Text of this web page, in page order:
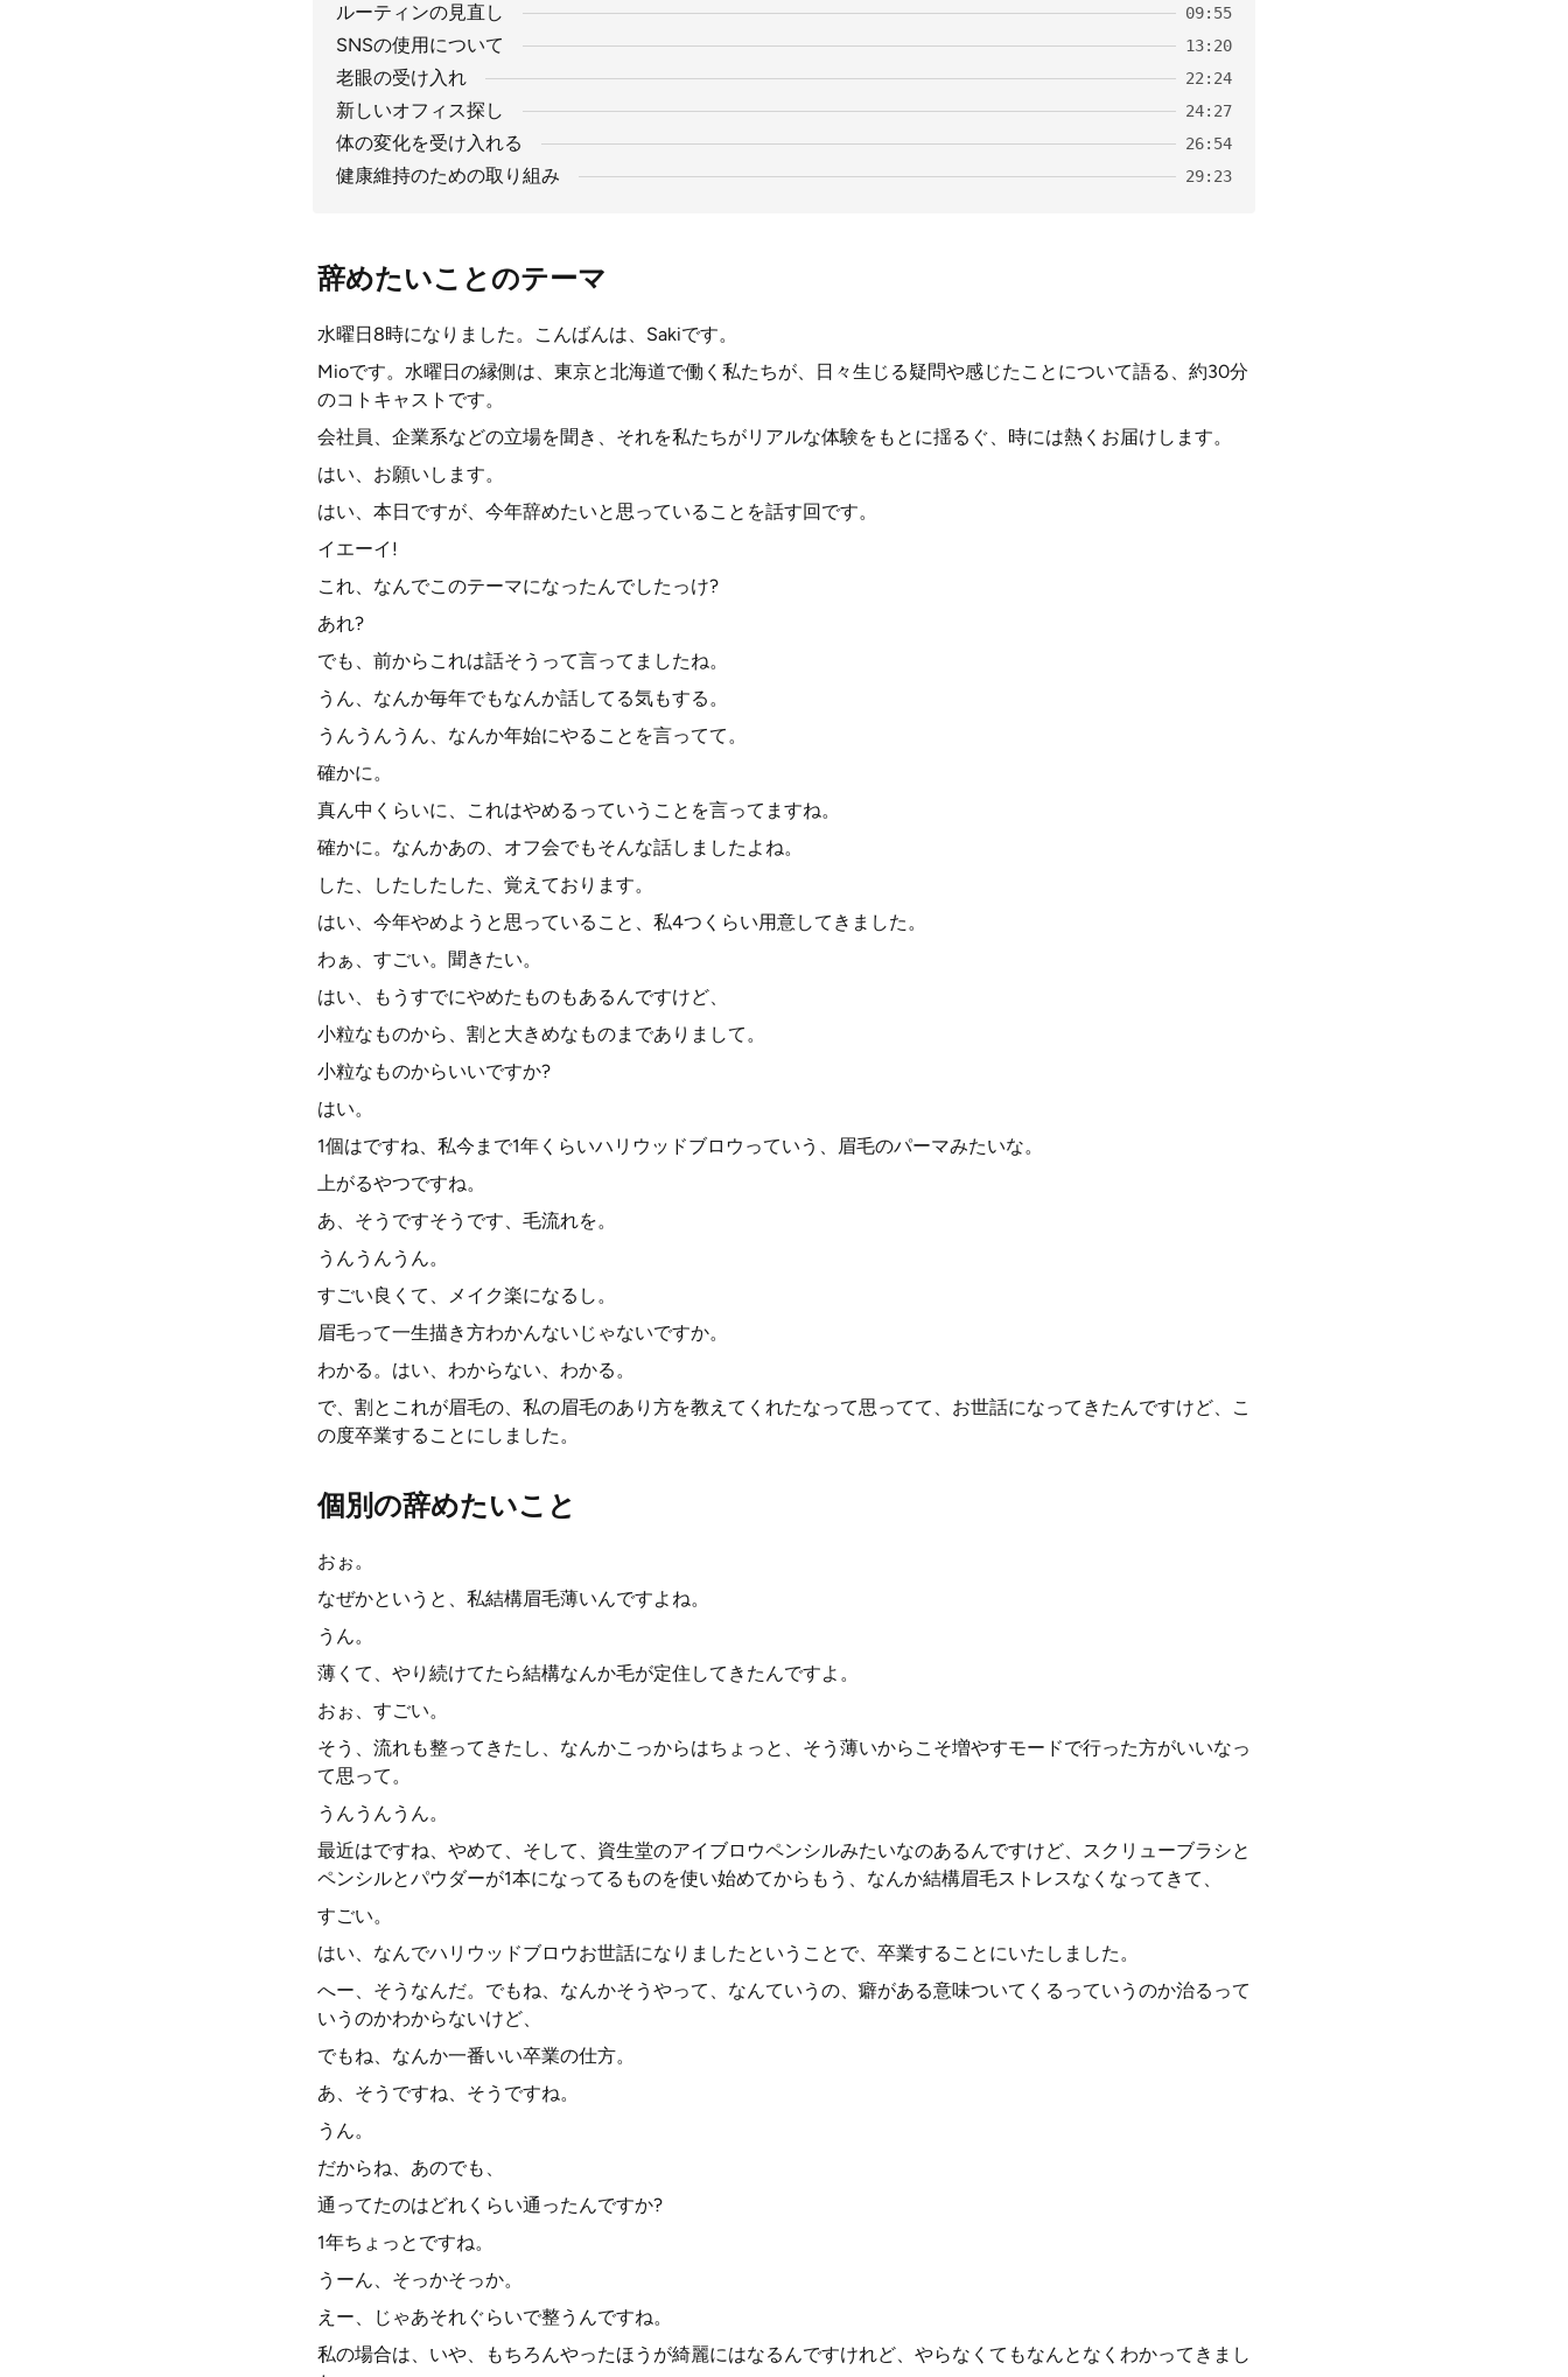
ルーティンの見直し 09:55
SNSの使用について 13:20
老眼の受け入れ 22:24
新しいオフィス探し 24:27
体の変化を受け入れる 26:54
健康維持のための取り組み 29:23
辞めたいことのテーマ
水曜日8時になりました。こんばんは、Sakiです。
Mioです。水曜日の縁側は、東京と北海道で働く私たちが、日々生じる疑問や感じたことについて語る、約30分
のコトキャストです。
会社員、企業系などの立場を聞き、それを私たちがリアルな体験をもとに揺るぐ、時には熱くお届けします。
はい、お願いします。
はい、本日ですが、今年辞めたいと思っていることを話す回です。
イエーイ!
これ、なんでこのテーマになったんでしたっけ?
あれ?
でも、前からこれは話そうって言ってましたね。
うん、なんか毎年でもなんか話してる気もする。
うんうんうん、なんか年始にやることを言ってて。
確かに。
真ん中くらいに、これはやめるっていうことを言ってますね。
確かに。なんかあの、オフ会でもそんな話しましたよね。
した、したしたした、覚えております。
はい、今年やめようと思っていること、私4つくらい用意してきました。
わぁ、すごい。聞きたい。
はい、もうすでにやめたものもあるんですけど、
小粒なものから、割と大きめなものまでありまして。
小粒なものからいいですか?
はい。
1個はですね、私今まで1年くらいハリウッドブロウっていう、眉毛のパーマみたいな。
上がるやつですね。
あ、そうですそうです、毛流れを。
うんうんうん。
すごい良くて、メイク楽になるし。
眉毛って一生描き方わかんないじゃないですか。
わかる。はい、わからない、わかる。
で、割とこれが眉毛の、私の眉毛のあり方を教えてくれたなって思ってて、お世話になってきたんですけど、こ
の度卒業することにしました。
個別の辞めたいこと
おぉ。
なぜかというと、私結構眉毛薄いんですよね。
うん。
薄くて、やり続けてたら結構なんか毛が定住してきたんですよ。
おぉ、すごい。
そう、流れも整ってきたし、なんかこっからはちょっと、そう薄いからこそ増やすモードで行った方がいいなっ
て思って。
うんうんうん。
最近はですね、やめて、そして、資生堂のアイブロウペンシルみたいなのあるんですけど、スクリューブラシと
ペンシルとパウダーが1本になってるものを使い始めてからもう、なんか結構眉毛ストレスなくなってきて、
すごい。
はい、なんでハリウッドブロウお世話になりましたということで、卒業することにいたしました。
へー、そうなんだ。でもね、なんかそうやって、なんていうの、癖がある意味ついてくるっていうのか治るって
いうのかわからないけど、
でもね、なんか一番いい卒業の仕方。
あ、そうですね、そうですね。
うん。
だからね、あのでも、
通ってたのはどれくらい通ったんですか?
1年ちょっとですね。
うーん、そっかそっか。
えー、じゃあそれぐらいで整うんですね。
私の場合は、いや、もちろんやったほうが綺麗にはなるんですけれど、やらなくてもなんとなくわかってきまし